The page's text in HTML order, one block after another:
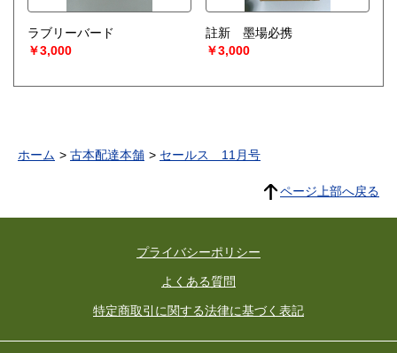
ラブリーバード
￥3,000
註新 墨場必携
￥3,000
ホーム 古本配達本舗 セールス 11月号
ページ上部へ戻る
プライバシーポリシー
よくある質問
特定商取引に関する法律に基づく表記